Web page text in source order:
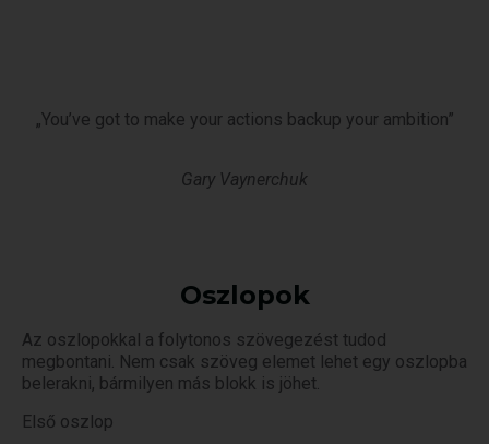
„You’ve got to make your actions backup your ambition”
Gary Vaynerchuk
Oszlopok
Az oszlopokkal a folytonos szövegezést tudod
megbontani. Nem csak szöveg elemet lehet egy oszlopba
belerakni, bármilyen más blokk is jöhet.
Első oszlop